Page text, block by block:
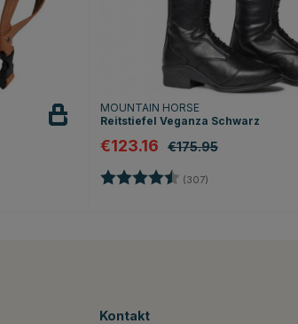
MOUNTAIN HORSE
Reitstiefel Veganza Schwarz
€123.16 €175.95
Bewertung: (307)
Kontakt